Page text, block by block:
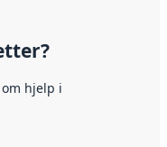
hjelp i